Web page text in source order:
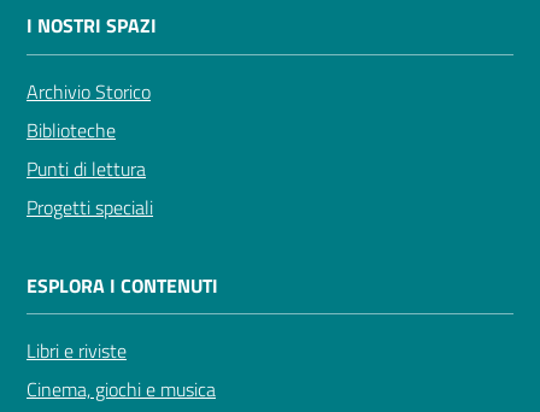
I NOSTRI SPAZI
Archivio Storico
Biblioteche
Punti di lettura
Progetti speciali
ESPLORA I CONTENUTI
Libri e riviste
Cinema, giochi e musica